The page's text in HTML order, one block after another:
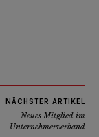
NÄCHSTER ARTIKEL
Neues Mitglied im
Unternehmerverband